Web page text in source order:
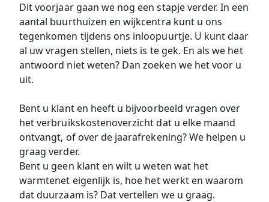
Dit voorjaar gaan we nog een stapje verder. In een
aantal buurthuizen en wijkcentra kunt u ons
tegenkomen tijdens ons inloopuurtje. U kunt daar
al uw vragen stellen, niets is te gek. En als we het
antwoord niet weten? Dan zoeken we het voor u
uit.
Bent u klant en heeft u bijvoorbeeld vragen over
het verbruikskostenoverzicht dat u elke maand
ontvangt, of over de jaarafrekening? We helpen u
graag verder.
Bent u geen klant en wilt u weten wat het
warmtenet eigenlijk is, hoe het werkt en waarom
dat duurzaam is? Dat vertellen we u graag.